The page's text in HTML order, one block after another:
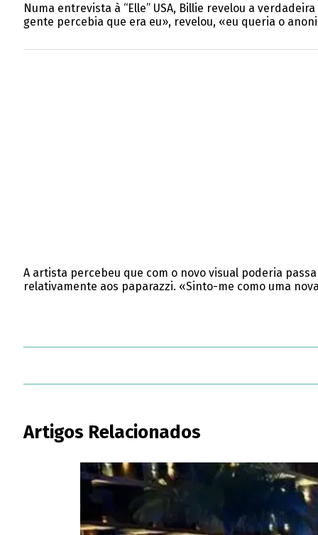
Numa entrevista à “Elle” USA, Billie revelou a
gente percebia que era eu», revelou, «eu queria o
A artista percebeu que com o novo visual poderia
relativamente aos paparazzi. «Sinto-me como uma
Artigos Relacionados